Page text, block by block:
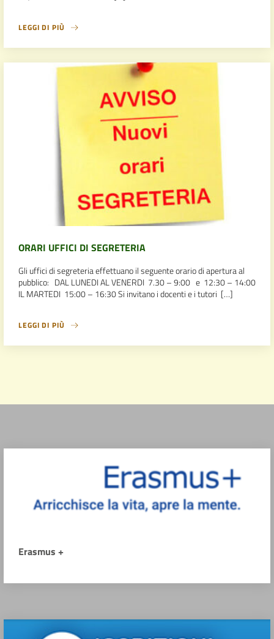
LEGGI DI PIÙ
ORARI UFFICI DI SEGRETERIA
Gli uffici di segreteria effettuano il seguente orario di apertura al
pubblico: DAL LUNEDI AL VENERDI 7.30 – 9:00 e 12:30 – 14:00
IL MARTEDI 15:00 – 16:30 Si invitano i docenti e i tutori […]
LEGGI DI PIÙ
Erasmus +